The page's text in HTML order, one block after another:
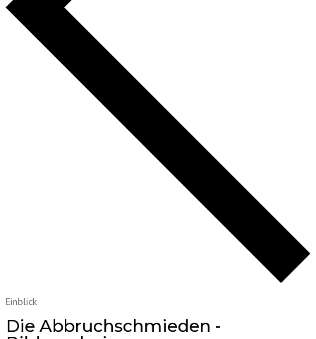
Einblick
Die Abbruchschmieden -